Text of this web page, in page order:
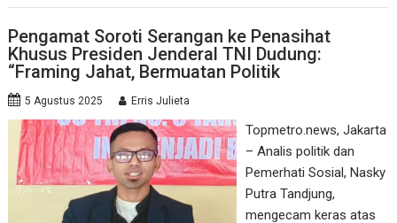
Pengamat Soroti Serangan ke Penasihat
Khusus Presiden Jenderal TNI Dudung:
“Framing Jahat, Bermuatan Politik
5 Agustus 2025 Erris Julieta
Topmetro.news, Jakarta
– Analis politik dan
Pemerhati Sosial, Nasky
Putra Tandjung,
mengecam keras atas